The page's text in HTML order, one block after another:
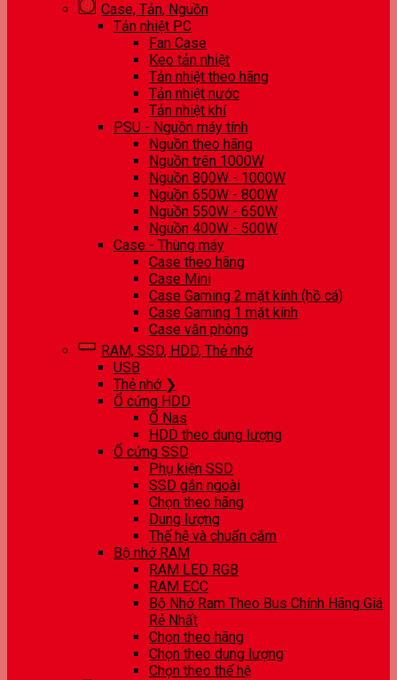
Case, Tản, Nguồn
Tản nhiệt PC
Fan Case
Keo tản nhiệt
Tản nhiệt theo hãng
Tản nhiệt nước
Tản nhiệt khí
PSU - Nguồn máy tính
Nguồn theo hãng
Nguồn trên 1000W
Nguồn 800W - 1000W
Nguồn 650W - 800W
Nguồn 550W - 650W
Nguồn 400W - 500W
Case - Thùng máy
Case theo hãng
Case Mini
Case Gaming 2 mặt kính (hồ cá)
Case Gaming 1 mặt kính
Case văn phòng
RAM, SSD, HDD, Thẻ nhớ
USB
Thẻ nhớ ❯
Ổ cứng HDD
Ổ Nas
HDD theo dung lượng
Ổ cứng SSD
Phụ kiện SSD
SSD gắn ngoài
Chọn theo hãng
Dung lượng
Thế hệ và chuẩn cắm
Bộ nhớ RAM
RAM LED RGB
RAM ECC
Bộ Nhớ Ram Theo Bus Chính Hãng Giá
Rẻ Nhất
Chọn theo hãng
Chọn theo dung lượng
Chọn theo thế hệ